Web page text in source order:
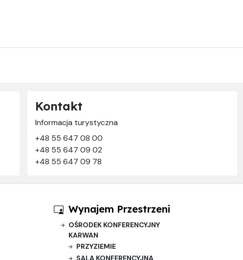
Kontakt
Informacja turystyczna
+48 55 647 08 00
+48 55 647 09 02
+48 55 647 09 78
Wynajem Przestrzeni
OŚRODEK KONFERENCYJNY
KARWAN
PRZYZIEMIE
SALA KONFERENCYJNA